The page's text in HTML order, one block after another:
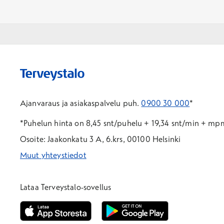
Ajanvaraus ja asiakaspalvelu puh. 0900 30 000*
*Puhelun hinta on 8,45 snt/puhelu + 19,34 snt/min +
Osoite: Jaakonkatu 3 A, 6.krs, 00100 Helsinki
Muut yhteystiedot
Lataa Terveystalo-sovellus